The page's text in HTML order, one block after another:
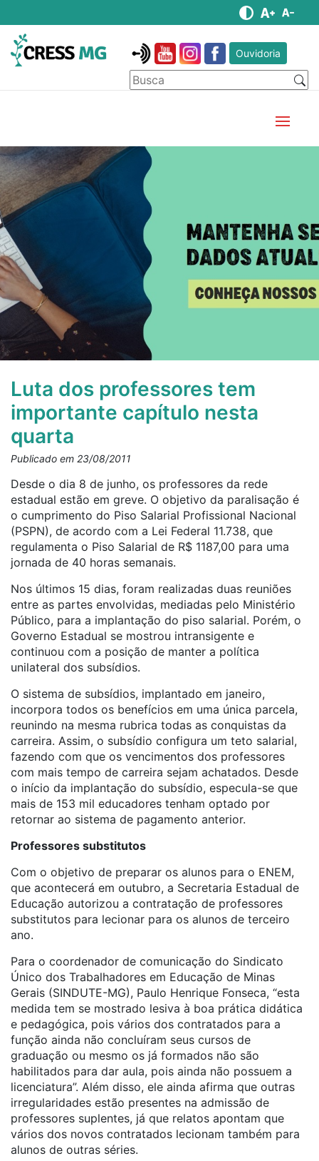
Ouvidoria
Luta dos professores tem
importante capítulo nesta
quarta
Publicado em 23/08/2011
Desde o dia 8 de junho, os professores da rede
estadual estão em greve. O objetivo da paralisação é
o cumprimento do Piso Salarial Profissional Nacional
(PSPN), de acordo com a Lei Federal 11.738, que
regulamenta o Piso Salarial de R$ 1187,00 para uma
jornada de 40 horas semanais.
Nos últimos 15 dias, foram realizadas duas reuniões
entre as partes envolvidas, mediadas pelo Ministério
Público, para a implantação do piso salarial. Porém, o
Governo Estadual se mostrou intransigente e
continuou com a posição de manter a política
unilateral dos subsídios.
O sistema de subsídios, implantado em janeiro,
incorpora todos os benefícios em uma única parcela,
reunindo na mesma rubrica todas as conquistas da
carreira. Assim, o subsídio configura um teto salarial,
fazendo com que os vencimentos dos professores
com mais tempo de carreira sejam achatados. Desde
o início da implantação do subsídio, especula-se que
mais de 153 mil educadores tenham optado por
retornar ao sistema de pagamento anterior.
Professores substitutos
Com o objetivo de preparar os alunos para o ENEM,
que acontecerá em outubro, a Secretaria Estadual de
Educação autorizou a contratação de professores
substitutos para lecionar para os alunos de terceiro
ano.
Para o coordenador de comunicação do Sindicato
Único dos Trabalhadores em Educação de Minas
Gerais (SINDUTE-MG), Paulo Henrique Fonseca, “esta
medida tem se mostrado lesiva à boa prática didática
e pedagógica, pois vários dos contratados para a
função ainda não concluíram seus cursos de
graduação ou mesmo os já formados não são
habilitados para dar aula, pois ainda não possuem a
licenciatura”. Além disso, ele ainda afirma que outras
irregularidades estão presentes na admissão de
professores suplentes, já que relatos apontam que
vários dos novos contratados lecionam também para
alunos de outras séries.